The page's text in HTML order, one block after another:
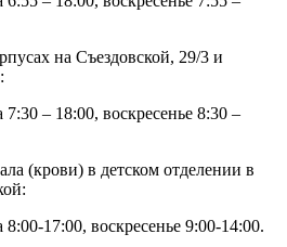
на Съездовской, 29/3 и
– 18:00, воскресенье 8:30 –
(крови) в детском отделении в
17:00, воскресенье 9:00-14:00.